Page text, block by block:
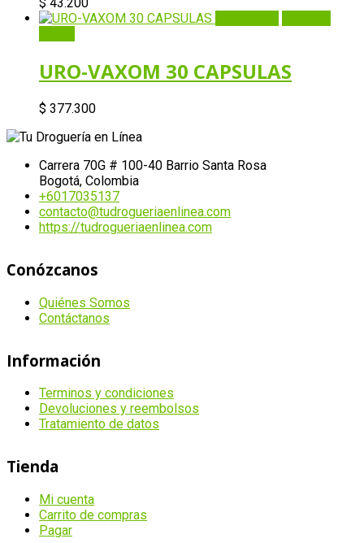
URO-VAXOM 30 CAPSULAS
$ 377.300
Carrera 70G # 100-40 Barrio Santa Rosa
Bogotá, Colombia
+6017035137
contacto@tudrogueriaenlinea.com
https://tudrogueriaenlinea.com
Conózcanos
Quiénes Somos
Contáctanos
Información
Terminos y condiciones
Devoluciones y reembolsos
Tratamiento de datos
Tienda
Mi cuenta
Carrito de compras
Pagar